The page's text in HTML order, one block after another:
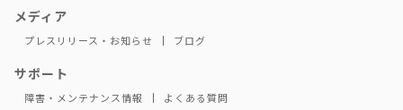
メディア
プレスリリース・お知らせ ブログ
サポート
障害・メンテナンス情報 よくある質問